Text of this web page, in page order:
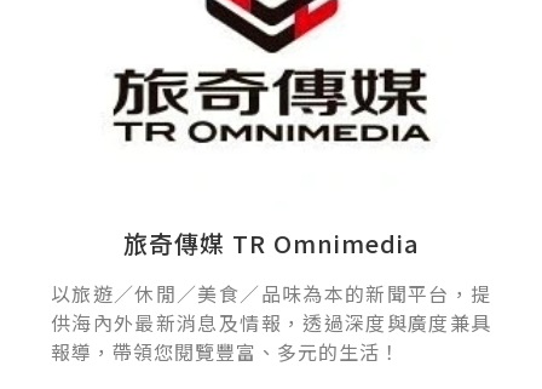
旅奇傳媒 TR Omnimedia
以旅遊／休閒／美食／品味為本的新聞平台，提
供海內外最新消息及情報，透過深度與廣度兼具
報導，帶領您閱覽豐富、多元的生活！